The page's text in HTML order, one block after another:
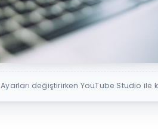
Ayarları değiştirirken YouTube Studio ile